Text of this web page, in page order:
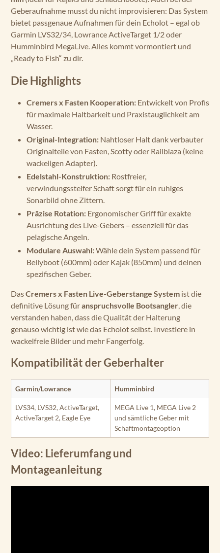
Geberaufnahme musst du nicht improvisieren: Das System
bietet passgenaue Aufnahmen für dein Echolot – egal ob
Garmin LVS32/34, Lowrance ActiveTarget 1/2 oder
Humminbird MegaLive. Alles kommt vormontiert und
„Ready to Fish“ zu dir.
Die Highlights
Cremers x Fasten Kooperation: Entwickelt von Profis
für maximale Haltbarkeit und Praxistauglichkeit am
Wasser.
Original-Integration: Nahtloser Halt dank verbauter
Originalteile von Fasten, Scotty oder Railblaza (keine
wackeligen Adapter).
Edelstahl-Konstruktion: Rostfreier,
verwindungssteifer Schaft sorgt für ein ruhiges
Sonarbild ohne Zittern.
Präzise Rotation: Ergonomischer Griff für exakte
Ausrichtung des Live-Gebers – essenziell für das
pelagische Angeln.
Modulare Auswahl:Wähle dein System passend für
Bellyboot (600mm) oder Kajak (850mm) und deinen
spezifischen Geber.
DasCremers x Fasten Live-Geberstange System ist die
definitive Lösung füranspruchsvolle Bootsangler, die
verstanden haben, dass die Qualität der Halterung
genauso wichtig ist wie das Echolot selbst. Investiere in
wackelfreie Bilder und mehr Fangerfolg.
Kompatibilität der Geberhalter
Garmin/Lowrance Humminbird
LVS34, LVS32, ActiveTarget,
ActiveTarget 2, Eagle Eye
MEGA Live 1, MEGA Live 2
und sämtliche Geber mit
Schaftmontageoption
Video: Lieferumfang und
Montageanleitung